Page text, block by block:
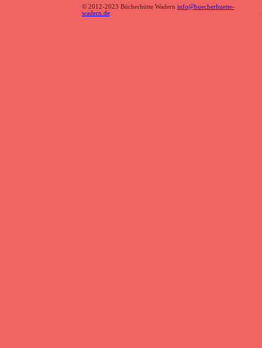
© 2012-2023 Bücherhütte Wadern info@buecherhuette-
wadern.de